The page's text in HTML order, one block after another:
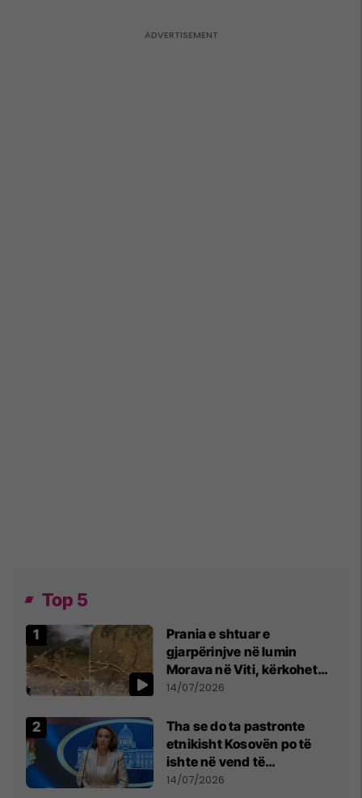
Top 5
Prania e shtuar e
gjarpërinjve në lumin
Morava në Viti, kërkohet
kujdes nga qytetarët
14/07/2026
Tha se do ta pastronte
etnikisht Kosovën po të
ishte në vend të
Millosheviqit, Lëvizja e
14/07/2026